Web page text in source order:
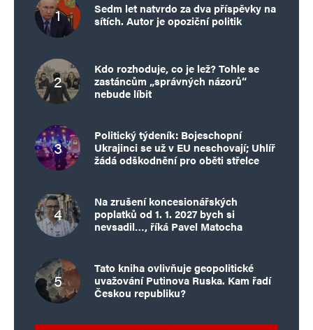
Sedm let natvrdo za dva příspěvky na
sítích. Autor je opoziční politik
Kdo rozhoduje, co je lež? Tohle se
zastáncům „správných názorů“
nebude líbit
Politický týdeník: Bojeschopní
Ukrajinci se už v EU neschovají; Uhlíř
žádá odškodnění pro oběti střelce
Na zrušení koncesionářských
poplatků od 1. 1. 2027 bych si
nevsadil…, říká Pavel Matocha
Tato kniha ovlivňuje geopolitické
uvažování Putinova Ruska. Kam řadí
Českou republiku?